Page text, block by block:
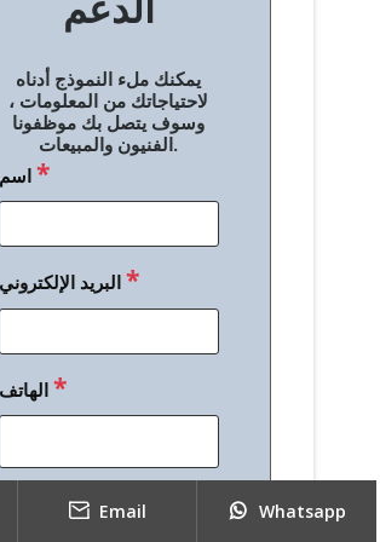
يمكنك ملء النموذج أدناه
لاحتياجاتك من المعلومات ،
وسوف يتصل بك موظفونا
الفنيون والمبيعات.
اسم*
البريد الإلكتروني*
الهاتف*
Email Whatsapp